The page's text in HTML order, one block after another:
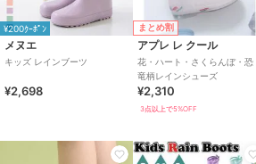
¥200ｸｰﾎﾟﾝ
メヌエ
キッズ レインブーツ
¥2,698
まとめ割
アプレ レ クール
花・ハート・さくらんぼ・恐
竜柄レインシューズ
¥2,310
3点以上で5%OFF